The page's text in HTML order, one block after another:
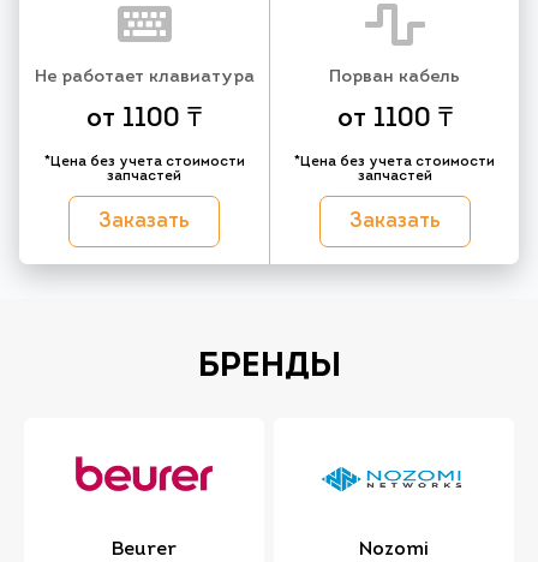
Не работает клавиатура
от 1100 ₸
*Цена без учета стоимости
запчастей
Заказать
Порван кабель
от 1100 ₸
*Цена без учета стоимости
запчастей
Заказать
БРЕНДЫ
Beurer Nozomi